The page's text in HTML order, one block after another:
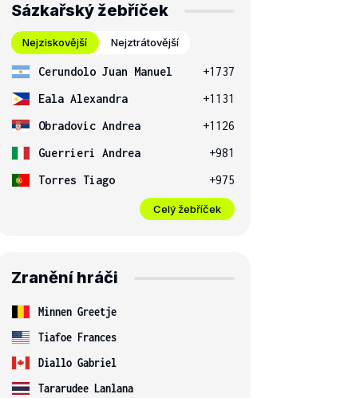
Sázkařský žebříček
Nejziskovější Nejztrátovější
Cerundolo Juan Manuel
+1737
Eala Alexandra
+1131
Obradovic Andrea
+1126
Guerrieri Andrea
+981
Torres Tiago
+975
Celý žebříček
Zranění hráči
Minnen Greetje
Tiafoe Frances
Diallo Gabriel
Tararudee Lanlana